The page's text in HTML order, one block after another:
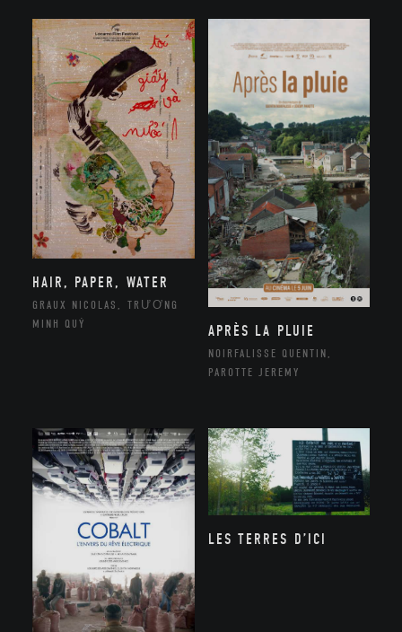
HAIR, PAPER, WATER
GRAUX NICOLAS, TRƯƠNG
MINH QUÝ
APRÈS LA PLUIE
NOIRFALISSE QUENTIN,
PAROTTE JEREMY
LES TERRES D’ICI